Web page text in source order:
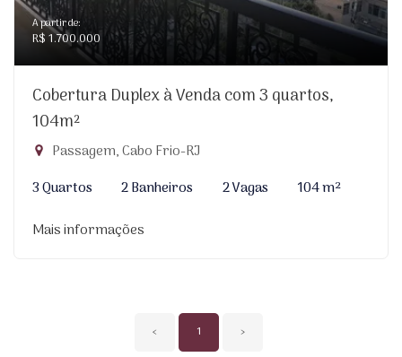
A partir de:
R$ 1.700.000
Cobertura Duplex à Venda com 3 quartos,
104m²
Passagem, Cabo Frio-RJ
3 Quartos
2 Banheiros 2 Vagas
104 m²
Mais informações
‹ 1 ›